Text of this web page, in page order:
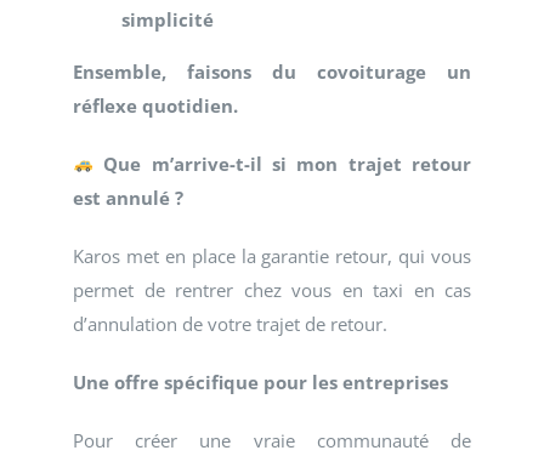
simplicité
Ensemble, faisons du covoiturage un
réflexe quotidien.
Que m’arrive-t-il si mon trajet retour
est annulé ?
Karos met en place la garantie retour, qui vous
permet de rentrer chez vous en taxi en cas
d’annulation de votre trajet de retour.
Une offre spécifique pour les entreprises
Pour créer une vraie communauté de